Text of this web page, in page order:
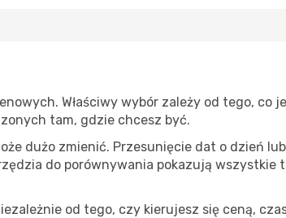
Właściwy wybór zależy od tego, co
tam, gdzie chcesz być.
dużo zmienić. Przesunięcie dat o dzień
do porównywania pokazują wszystkie
od tego, czy kierujesz się ceną,